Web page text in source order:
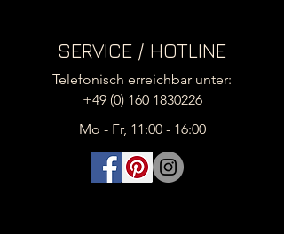
SERVICE / HOTLINE
Telefonisch erreichbar unter:
+49 (0) 160 1830226
Mo - Fr, 11:00 - 16:00